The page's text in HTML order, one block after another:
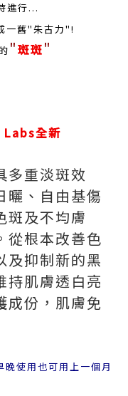
進行...
一舊"朱古力"!
"斑斑"
全新
多重淡斑效
曬、自由基傷
斑及不均膚
從根本改善色
及抑制新的黑
持肌膚透白亮
成份，肌膚免
使用也可用上一個月